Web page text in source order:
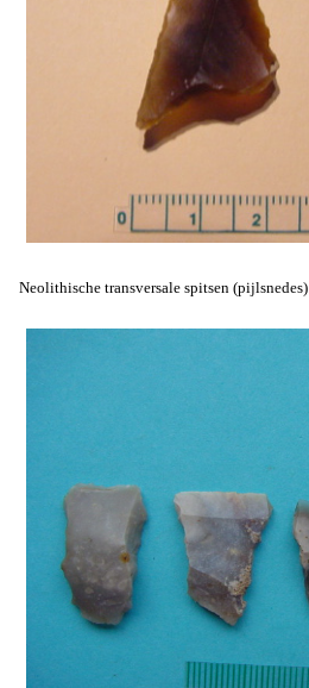
Neolithische transversale spitsen (pijlsnedes)